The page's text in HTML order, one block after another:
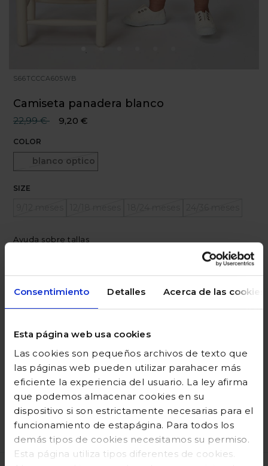
Consentimiento Detalles Acerca de las cookies
Esta página web usa cookies
Las cookies son pequeños archivos de texto que
las páginas web pueden utilizar parahacer más
eficiente la experiencia del usuario. La ley afirma
que podemos almacenar cookies en su
dispositivo si son estrictamente necesarias para el
funcionamiento de estapágina. Para todos los
demás tipos de cookies necesitamos su permiso.
Esta página utiliza tipos diferentes de cookies.
S66TCCCA605WB
Camiseta panadera blanco
Precio reducido desde
22,99 €hasta
9,20 €
COLOR
blanco optico
Seleccionado
SIZE
Ayuda sobre tallas
DESCRIPCIÓN
COMPOSICIÓN
GUÍA DE TALLAS
DEVOLUCIONES